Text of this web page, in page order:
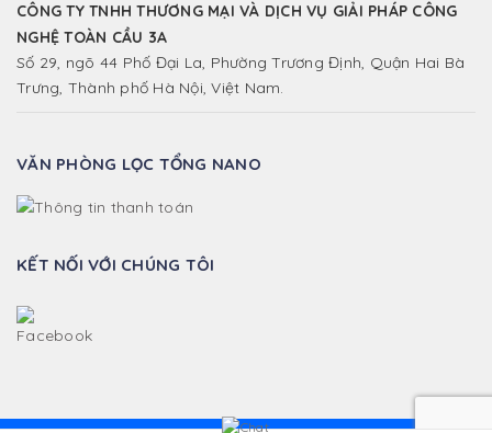
CÔNG TY TNHH THƯƠNG MẠI VÀ DỊCH VỤ GIẢI PHÁP CÔNG
NGHỆ TOÀN CẦU 3A
Số 29, ngõ 44 Phố Đại La, Phường Trương Định, Quận Hai Bà
Trưng, Thành phố Hà Nội, Việt Nam.
VĂN PHÒNG LỌC TỔNG NANO
KẾT NỐI VỚI CHÚNG TÔI